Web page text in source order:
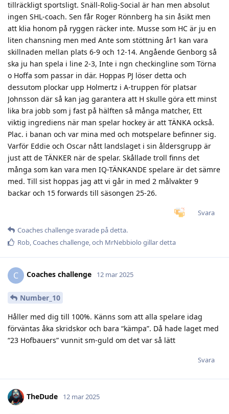
tillräckligt sportsligt. Snäll-Rolig-Social är han men absolut
ingen SHL-coach. Sen får Roger Rönnberg ha sin åsikt men
att klia honom på ryggen räcker inte. Musse som HC är ju en
liten chansning men med Ante som stöttning år1 kan vara
skillnaden mellan plats 6-9 och 12-14. Angående Genborg så
ska ju han spela i line 2-3, Inte i ngn checkingline som Törna
o Hoffa som passar in där. Hoppas PJ löser detta och
dessutom plockar upp Holmertz i A-truppen för platsar
Johnsson där så kan jag garantera att H skulle göra ett minst
lika bra jobb som j fast på hälften så många matcher, Ett
viktig ingrediens när man spelar hockey är att TÄNKA också.
Plac. i banan och var mina med och motspelare befinner sig.
Varför Eddie och Oscar nått landslaget i sin åldersgrupp är
just att de TÄNKER när de spelar. Skållade troll finns det
många som kan vara men IQ-TÄNKANDE spelare är det sämre
med. Till sist hoppas jag att vi går in med 2 målvakter 9
backar och 15 forwards till säsongen 25-26.
Svara
Coaches challengesvarade på detta.
Rob,Coaches challenge, och MrNebbiolo gillar detta
C Coaches challenge 12 mar 2025
Number_10
Håller med dig till 100%. Känns som att alla spelare idag
förväntas åka skridskor och bara “kämpa”. Då hade laget med
“23 Hofbauers” vunnit sm-guld om det var så lätt
Svara
TheDude 12 mar 2025